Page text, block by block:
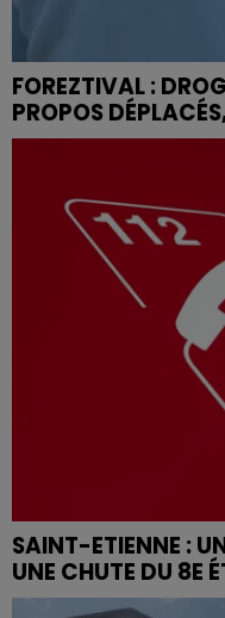
FOREZTIVAL :
PROPOS
SAINT-ETIENNE :
UNE CHUTE DU 8E